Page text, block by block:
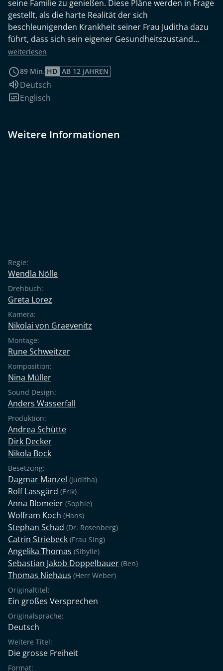
seine Familie zu genießen. Diese Pläne werden in Frage
gestellt, als die harte Realität der sich
beschleunigenden Krankheit seiner Frau Juditha dazu
führt, dass sich sein eigener Gesundheitszustand
verschlechtert. Juditha weigert sich, Hilfe von außen
zusammenbricht. EIN GROSSES VERSPRECHEN
erforscht die schwierigen Entscheidungen eines lange
verheirateten Paares und die Notwendigkeit, das
weiterlesen
89 Min. HD AB 12 JAHREN
Sprache:
Deutsch
Untertitel:
Englisch
Weitere Informationen
Regie:
Wendla Nölle
Drehbuch:
Greta Lorez
Kamera:
Nikolai von Graevenitz
Montage:
Rune Schweitzer
Komposition:
Nina Müller
Sound Design:
Anders Wasserfall
Produktion:
Andrea Schütte
Dirk Decker
Nikola Bock
Besetzung:
Dagmar Manzel (Juditha)
Rolf Lassgård (Erik)
Anna Blomeier (Sophie)
Wolfram Koch (Hans)
Stephan Schad (Dr. Rosenberg)
Catrin Striebeck (Frau Sing)
Angelika Thomas (Sibylle)
Sebastian Jakob Doppelbauer (Ben)
Thomas Niehaus (Herr Weber)
Originaltitel:
Ein großes Versprechen
Originalsprache:
Deutsch
Weitere Titel:
Die grosse Freiheit
Format: